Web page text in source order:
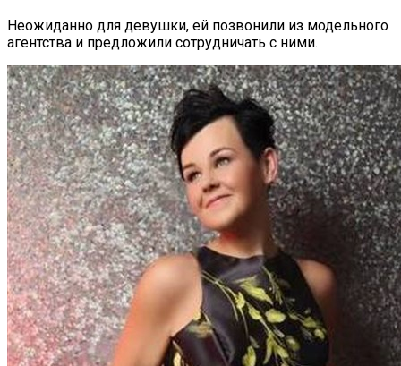
Неожиданно для девушки, ей позвонили из модельного
агентства и предложили сотрудничать с ними.